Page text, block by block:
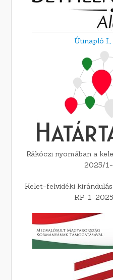
Útinapló I.,
Rákóczi nyomában a
2025/
Kelet-felvidéki
KP-1-